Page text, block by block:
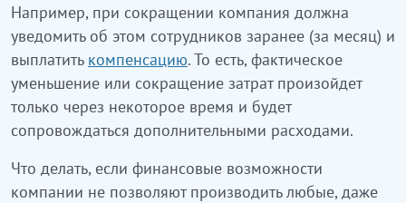
Например, при сокращении компания должна
уведомить об этом сотрудников заранее (за месяц) и
выплатить компенсацию. То есть, фактическое
уменьшение или сокращение затрат произойдет
только через некоторое время и будет
сопровождаться дополнительными расходами.
Что делать, если финансовые возможности
компании не позволяют производить любые, даже